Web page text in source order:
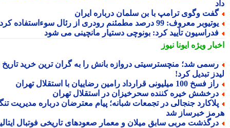
وگوی ترامپ با بن سلمان درباره ایران
معروف: 99 درصد مطمئنم رودری از رئال سوءاستفاده کرد
تأیید کرد: بونوچی دستیار مانچینی می شود
ویژهایونا نیوز
شد؛ منچسترسیتی دروازه بانش را به گران ترین خرید تاریخ
تبدیل کرد!
100 میلیونی قرارداد رامین رضاییان با استقلال تهران
خیره کننده سحرخیزان در استقلال تهران
جنجالی در تجمعات شبانه؛ پیام معترضان درباره مدیریت تنگه
خبرساز شد
مربی سابق میلان و معمار صعودهای تاریخی فوتبال ایتالیا